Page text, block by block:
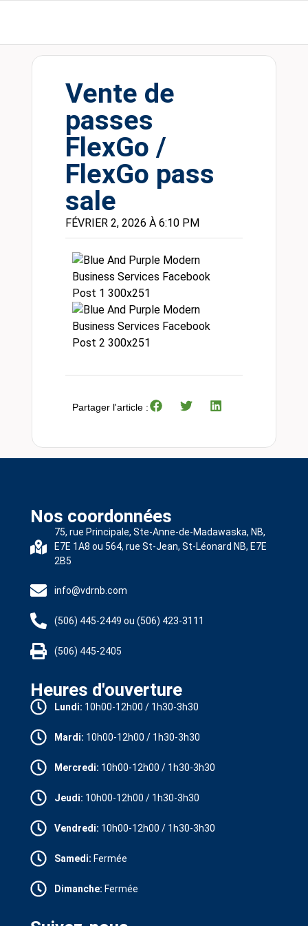
Vente de
passes
FlexGo /
FlexGo pass
sale
FÉVRIER 2, 2026 À 6:10 PM
Partager l'article :
Nos coordonnées
75, rue Principale, Ste-Anne-de-Madawaska, NB,
E7E 1A8 ou 564, rue St-Jean, St-Léonard NB, E7E
2B5
info@vdrnb.com
(506) 445-2449 ou (506) 423-3111
(506) 445-2405
Heures d'ouverture
Lundi: 10h00-12h00 / 1h30-3h30
Mardi: 10h00-12h00 / 1h30-3h30
Mercredi: 10h00-12h00 / 1h30-3h30
Jeudi: 10h00-12h00 / 1h30-3h30
Vendredi: 10h00-12h00 / 1h30-3h30
Samedi: Fermée
Dimanche: Fermée